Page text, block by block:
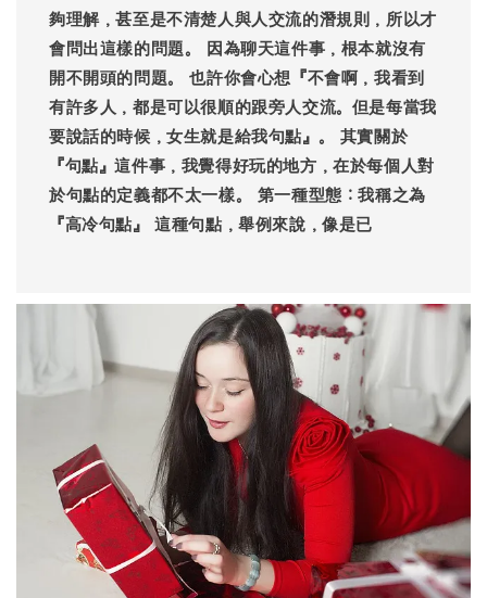
夠理解，甚至是不清楚人與人交流的潛規則，所以才
會問出這樣的問題。 因為聊天這件事，根本就沒有
開不開頭的問題。 也許你會心想『不會啊，我看到
有許多人，都是可以很順的跟旁人交流。但是每當我
要說話的時候，女生就是給我句點』。 其實關於
『句點』這件事，我覺得好玩的地方，在於每個人對
於句點的定義都不太一樣。 第一種型態：我稱之為
『高冷句點』 這種句點，舉例來說，像是已